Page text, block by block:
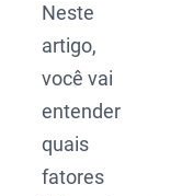
Neste
artigo,
você vai
entender
quais
fatores